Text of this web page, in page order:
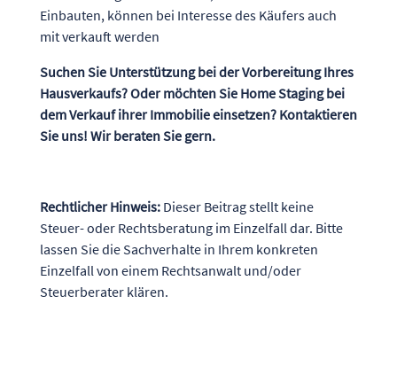
Einbauten, können bei Interesse des Käufers auch
mit verkauft werden
Suchen Sie Unterstützung bei der Vorbereitung Ihres
Hausverkaufs? Oder möchten Sie Home Staging bei
dem Verkauf ihrer Immobilie einsetzen? Kontaktieren
Sie uns! Wir beraten Sie gern.
Rechtlicher Hinweis:Dieser Beitrag stellt keine
Steuer- oder Rechtsberatung im Einzelfall dar. Bitte
lassen Sie die Sachverhalte in Ihrem konkreten
Einzelfall von einem Rechtsanwalt und/oder
Steuerberater klären.